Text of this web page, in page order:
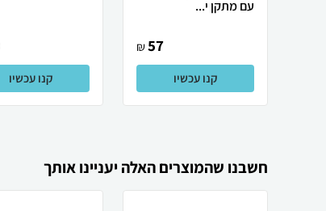
עם מתקן י...
57
₪
קנו עכשיו קנו עכשיו
חשבנו שהמוצרים האלה יעניינו אותך